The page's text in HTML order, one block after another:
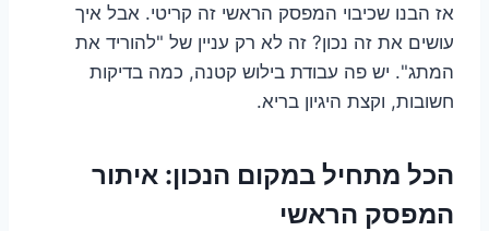
אז הבנו שכיבוי המפסק הראשי זה קריטי. אבל איך
עושים את זה נכון? זה לא רק עניין של "להוריד את
המתג". יש פה עבודת בילוש קטנה, כמה בדיקות
חשובות, וקצת היגיון בריא.
הכל מתחיל במקום הנכון: איתור
המפסק הראשי